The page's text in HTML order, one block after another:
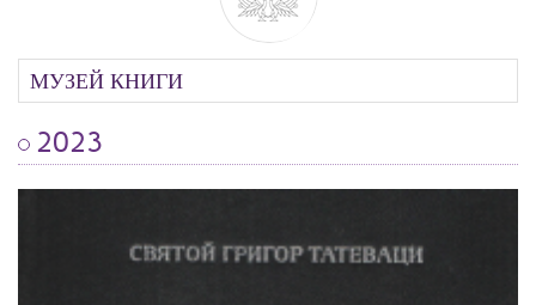
МУЗЕЙ КНИГИ
2023